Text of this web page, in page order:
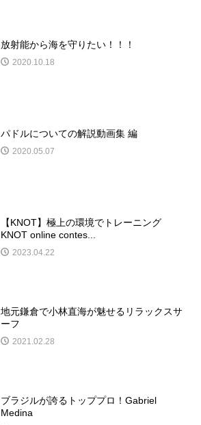
放射能から海を守りたい！！！
2020.10.18
パドルについての解説動画集 編
2020.05.07
【KNOT】極上の環境でトレーニング
KNOT online contes...
2023.04.22
地元鎌倉で小林直海が魅せるリラックスサ
ーフ
2021.02.28
ブラジルが誇るトッププロ！Gabriel
Medina